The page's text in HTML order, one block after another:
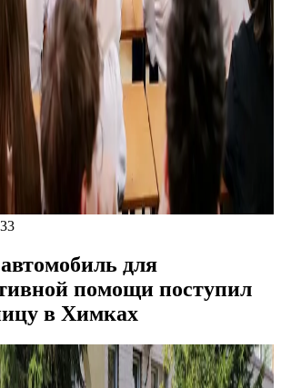
для
помощи поступил
в Химках